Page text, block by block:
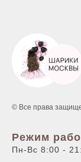
© Все права
Режим
Пн-Вс 8:00 -